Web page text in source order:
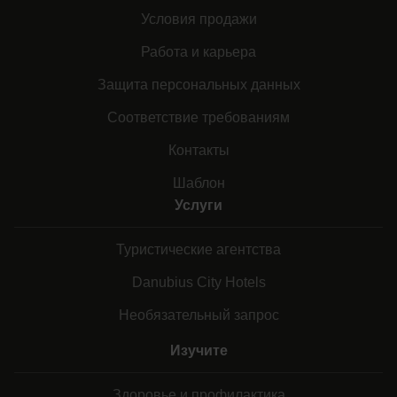
Условия продажи
Работа и карьера
Защита персональных данных
Соответствие требованиям
Контакты
Шаблон
Услуги
Туристические агентства
Danubius City Hotels
Необязательный запрос
Изучите